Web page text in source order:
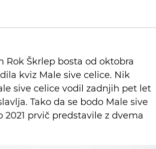
Rok Škrlep bosta od oktobra
kviz Male sive celice. Nik
sive celice vodil zadnjih pet let
Tako da se bodo Male sive
2021 prvič predstavile z dvema